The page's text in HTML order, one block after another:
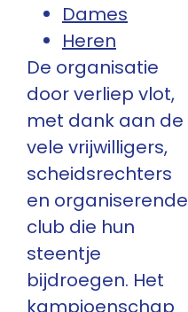
Dames
Heren
De organisatie
door verliep vlot,
met dank aan de
vele vrijwilligers,
scheidsrechters
en organiserende
club die hun
steentje
bijdroegen. Het
kampioenschap